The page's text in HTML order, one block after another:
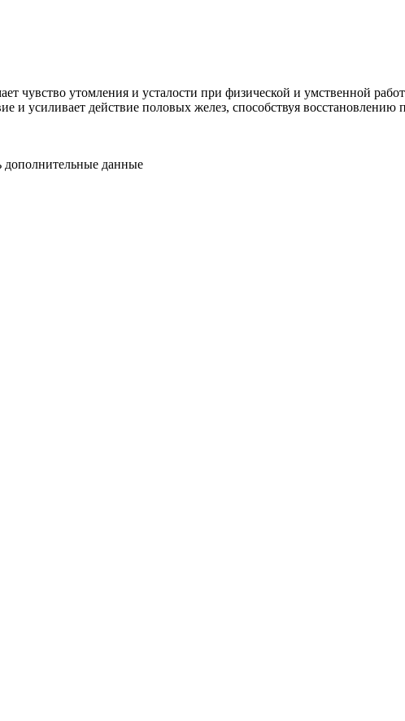
утомления и усталости при физической и умственной
и усиливает действие половых желез, способствуя
дополнительные данные